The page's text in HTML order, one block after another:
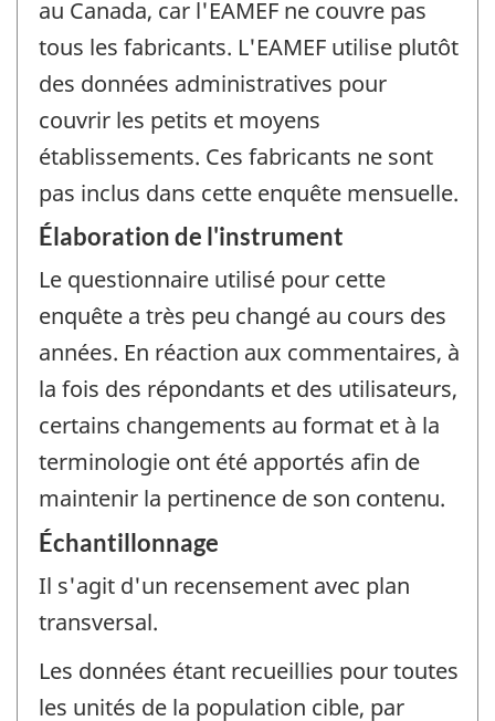
au Canada, car l'EAMEF ne couvre pas
tous les fabricants. L'EAMEF utilise plutôt
des données administratives pour
couvrir les petits et moyens
établissements. Ces fabricants ne sont
pas inclus dans cette enquête mensuelle.
Élaboration de l'instrument
Le questionnaire utilisé pour cette
enquête a très peu changé au cours des
années. En réaction aux commentaires, à
la fois des répondants et des utilisateurs,
certains changements au format et à la
terminologie ont été apportés afin de
maintenir la pertinence de son contenu.
Échantillonnage
Il s'agit d'un recensement avec plan
transversal.
Les données étant recueillies pour toutes
les unités de la population cible, par